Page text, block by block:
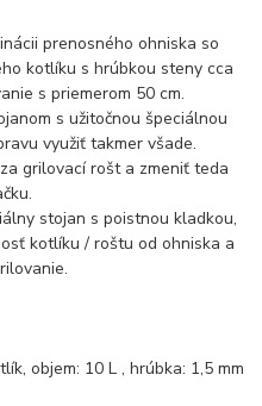
prenosného ohniska so
kotlíku s hrúbkou steny cca
s priemerom 50 cm.
s užitočnou špeciálnou
využiť takmer všade.
grilovací rošt a zmeniť teda
stojan s poistnou kladkou,
kotlíku / roštu od ohniska a
objem: 10 L , hrúbka: 1,5 mm